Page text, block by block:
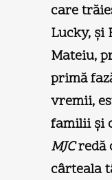
care
Lucky, şi
Mateiu,
primă
vremii,
familii şi
MJCredă
cârteala